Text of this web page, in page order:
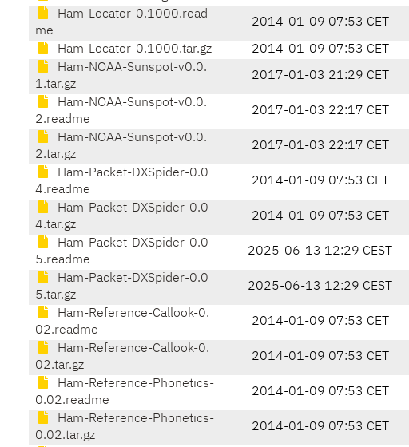
Ham-Locator-0.1000.read
me
2014-01-09 07:53 CET
Ham-Locator-0.1000.tar.gz 2014-01-09 07:53 CET
Ham-NOAA-Sunspot-v0.0.
1.tar.gz
2017-01-03 21:29 CET
Ham-NOAA-Sunspot-v0.0.
2.readme
2017-01-03 22:17 CET
Ham-NOAA-Sunspot-v0.0.
2.tar.gz
2017-01-03 22:17 CET
Ham-Packet-DXSpider-0.0
4.readme
2014-01-09 07:53 CET
Ham-Packet-DXSpider-0.0
4.tar.gz
2014-01-09 07:53 CET
Ham-Packet-DXSpider-0.0
5.readme
2025-06-13 12:29 CEST
Ham-Packet-DXSpider-0.0
5.tar.gz
2025-06-13 12:29 CEST
Ham-Reference-Callook-0.
02.readme
2014-01-09 07:53 CET
Ham-Reference-Callook-0.
02.tar.gz
2014-01-09 07:53 CET
Ham-Reference-Phonetics-
0.02.readme
2014-01-09 07:53 CET
Ham-Reference-Phonetics-
0.02.tar.gz
2014-01-09 07:53 CET